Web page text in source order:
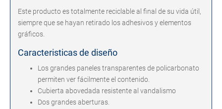
Este producto es totalmente reciclable al final de su vida útil,
siempre que se hayan retirado los adhesivos y elementos
gráficos.
Caracteristicas de diseño
Los grandes paneles transparentes de policarbonato
permiten ver fácilmente el contenido.
Cubierta abovedada resistente al vandalismo
Dos grandes aberturas.